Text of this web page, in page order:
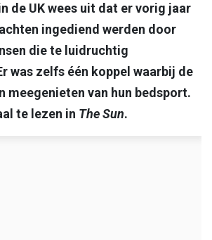
de UK wees uit dat er vorig jaar
ingediend werden door
die te luidruchtig
was zelfs één koppel waarbij de
meegenieten van hun bedsport.
te lezen in The Sun.